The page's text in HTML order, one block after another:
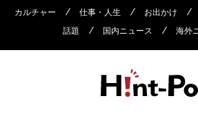
カルチャー
仕事・人生 お出かけ
話題
国内ニュース 海外